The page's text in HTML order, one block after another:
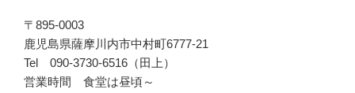
〒895-0003
鹿児島県薩摩川内市中村町6777-21
Tel 090-3730-6516（田上）
営業時間 食堂は昼頃～